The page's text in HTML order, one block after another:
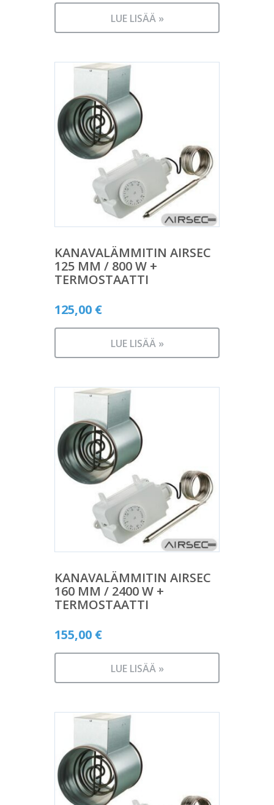
LUE LISÄÄ »
KANAVALÄMMITIN AIRSEC
125 MM / 800 W +
TERMOSTAATTI
125,00 €
LUE LISÄÄ »
KANAVALÄMMITIN AIRSEC
160 MM / 2400 W +
TERMOSTAATTI
155,00 €
LUE LISÄÄ »